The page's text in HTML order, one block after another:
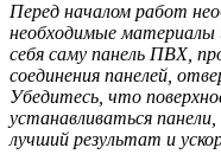
Перед началом работ
необходимые
себя саму панель ПВХ,
соединения панелей,
Убедитесь, что
устанавливаться
лучший результат и